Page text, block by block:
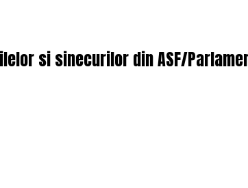
si sinecurilor din ASF/